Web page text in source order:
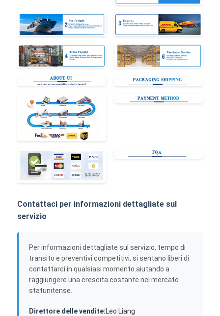
Contattaci per informazioni dettagliate sul
servizio
Per informazioni dettagliate sul servizio, tempo di
transito e preventivi competitivi, si sentano liberi di
contattarci in qualsiasi momento.aiutando a
raggiungere una crescita costante nel mercato
statunitense.
Direttore delle vendite:Leo Liang